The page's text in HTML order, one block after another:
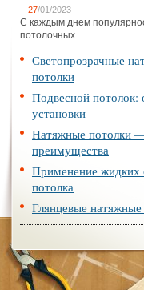
27/01/2023
С каждым днем
потолочных ...
Светопрозрачные
потолки
Подвесной потолок:
установки
Натяжные потолки
преимущества
Применение жидких
потолка
Глянцевые